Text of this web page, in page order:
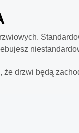
drzwi będą